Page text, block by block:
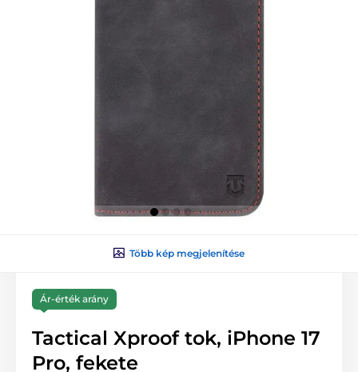
Több kép megjelenítése
Ár-érték arány
Tactical Xproof tok, iPhone 17
Pro, fekete